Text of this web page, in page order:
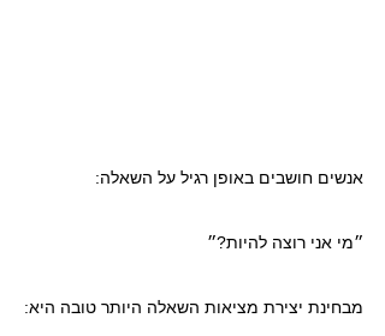
אנשים חושבים באופן רגיל על השאלה:
״מי אני רוצה להיות?״
מבחינת יצירת מציאות השאלה היותר טובה היא: